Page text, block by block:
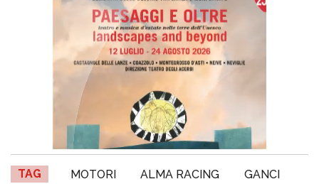
TAG MOTORI ALMA RACING
GANCI